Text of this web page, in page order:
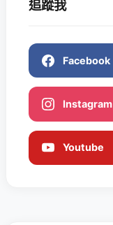
追蹤我
Facebook
Instagram
Youtube